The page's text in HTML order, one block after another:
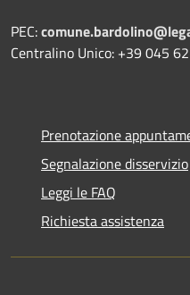
PEC:
Centralino Unico: +39 045
Prenotazione
Segnalazione disservizio
Leggi le FAQ
Richiesta assistenza